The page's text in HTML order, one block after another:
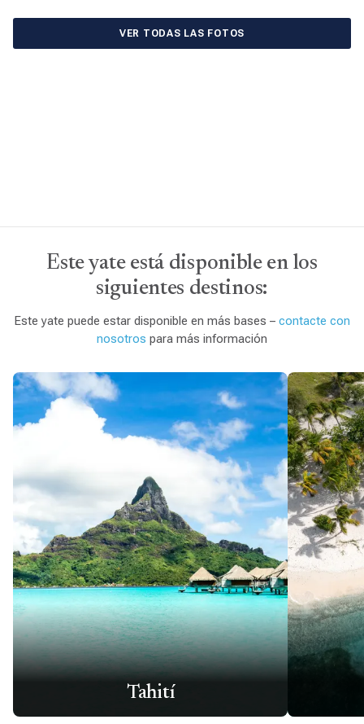
VER TODAS LAS FOTOS
Este yate está disponible en los
siguientes destinos:
Este yate puede estar disponible en más bases – contacte con
nosotros para más información
Tahití